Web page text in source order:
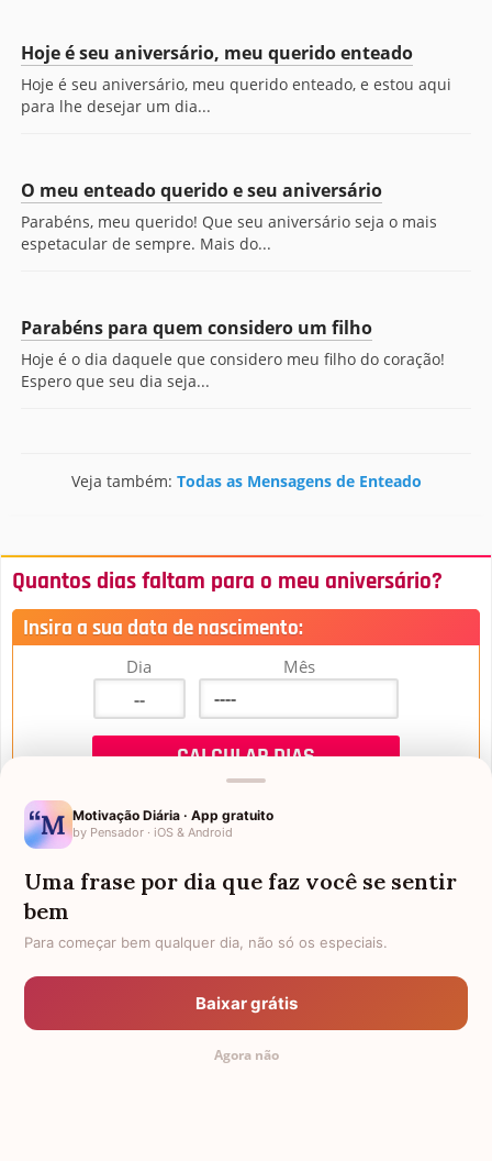
Hoje é seu aniversário, meu querido enteado
Hoje é seu aniversário, meu querido enteado, e estou aqui
para lhe desejar um dia...
O meu enteado querido e seu aniversário
Parabéns, meu querido! Que seu aniversário seja o mais
espetacular de sempre. Mais do...
Parabéns para quem considero um filho
Hoje é o dia daquele que considero meu filho do coração!
Espero que seu dia seja...
Veja também: Todas as Mensagens de Enteado
Quantos dias faltam para o meu aniversário?
Insira a sua data de nascimento:
Dia Mês
Mensagens de Aniversário
FALTAM 3 DIAS PARA O MEU
ANIVERSÁRIO
Motivação Diária · App gratuito
by Pensador · iOS & Android
Uma frase por dia que faz você se sentir
bem
Para começar bem qualquer dia, não só os especiais.
Baixar grátis
Agora não